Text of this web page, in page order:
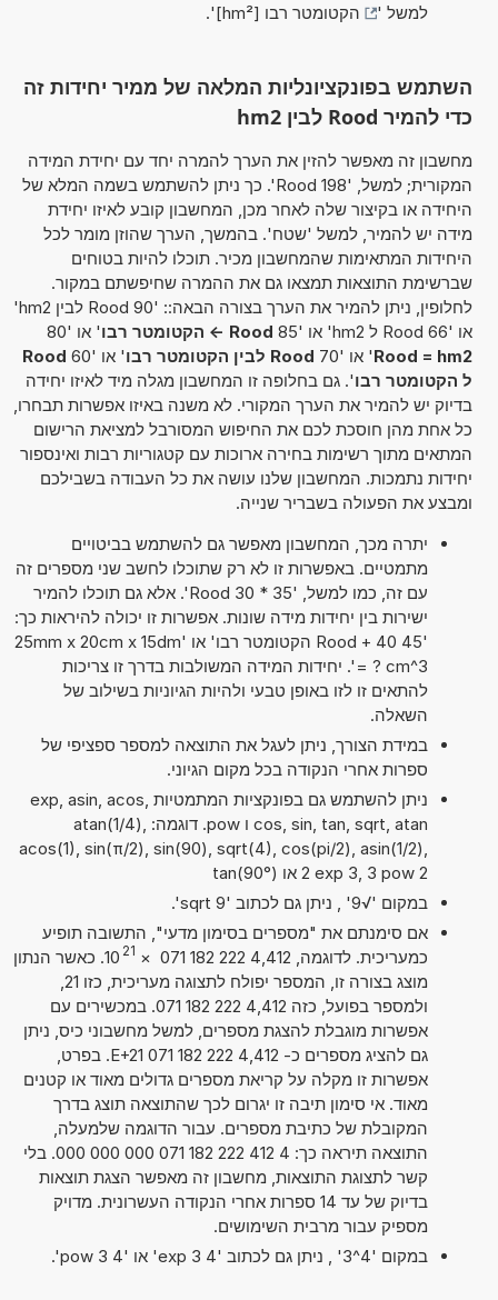
למשל '
הקטומטר ​רבו [hm²] '.
השתמש בפונקציונליות המלאה של ממיר יחידות זה
כדי להמיר Rood לבין hm2
מחשבון זה מאפשר להזין את הערך להמרה יחד עם יחידת המידה
המקורית; למשל, '198 Rood'. כך ניתן להשתמש בשמה המלא של
היחידה או בקיצור שלה לאחר מכן, המחשבון קובע לאיזו יחידת
מידה יש להמיר, למשל 'שטח'. בהמשך, הערך שהוזן מומר לכל
היחידות המתאימות שהמחשבון מכיר. תוכלו להיות בטוחים
שברשימת התוצאות תמצאו גם את ההמרה שחיפשתם במקור.
לחלופין, ניתן להמיר את הערך בצורה הבאה:: '90 Rood לבין hm2'
או '66 Rood ל hm2' או '85
Rood -> הקטומטר ​רבו
' או '80
Rood = hm2' או '70 Rood לבין הקטומטר ​רבו ' או '60
Rood
ל הקטומטר ​רבו'. גם בחלופה זו המחשבון מגלה מיד לאיזו יחידה
בדיוק יש להמיר את הערך המקורי. לא משנה באיזו אפשרות תבחרו,
כל אחת מהן חוסכת לכם את החיפוש המסורבל למציאת הרישום
המתאים מתוך רשימות בחירה ארוכות עם קטגוריות רבות ואינספור
יחידות נתמכות. המחשבון שלנו עושה את כל העבודה בשבילכם
ומבצע את הפעולה בשבריר שנייה.
יתרה מכך, המחשבון מאפשר גם להשתמש בביטויים
מתמטיים. באפשרות זו לא רק שתוכלו לחשב שני מספרים זה
עם זה, כמו למשל, '35 * 30 Rood'. אלא גם תוכלו להמיר
ישירות בין יחידות מידה שונות. אפשרות זו יכולה להיראות כך:
'45 Rood + 40 הקטומטר ​רבו' או '25mm x 20cm x 15dm
= ? cm^3'. יחידות המידה המשולבות בדרך זו צריכות
להתאים זו לזו באופן טבעי ולהיות הגיוניות בשילוב של
השאלה.
במידת הצורך, ניתן לעגל את התוצאה למספר ספציפי של
ספרות אחרי הנקודה בכל מקום הגיוני.
ניתן להשתמש גם בפונקציות המתמטיות exp, asin, acos,
cos, sin, tan, sqrt, atan ו pow. דוגמה: atan(1/4),
acos(1), sin(π/2), sin(90), sqrt(4), cos(pi/2), asin(1/2),
2 exp 3, 3 pow 2 או tan(90°)
במקום '√9' , ניתן גם לכתוב 'sqrt 9'.
אם סימנתם את "מספרים בסימון מדעי", התשובה תופיע
כמעריכית. לדוגמה, 4,412 222 182 071
×
10 21
. כאשר הנתון
ולמספר בפועל, כזה 4,412 222 182 071. במכשירים עם
אפשרות מוגבלת להצגת מספרים, למשל מחשבוני כיס, ניתן
גם להציג מספרים כ- 4,412 222 182 071 E+21. בפרט,
אפשרות זו מקלה על קריאת מספרים גדולים מאוד או קטנים
מאוד. אי סימון תיבה זו יגרום לכך שהתוצאה תוצג בדרך
המקובלת של כתיבת מספרים. עבור הדוגמה שלמעלה,
התוצאה תיראה כך: 4 412 222 182 071 000 000 000. בלי
קשר לתצוגת התוצאות, מחשבון זה מאפשר הצגת תוצאות
בדיוק של עד 14 ספרות אחרי הנקודה העשרונית. מדויק
מספיק עבור מרבית השימושים.
במקום '4^3' , ניתן גם לכתוב '4 exp 3' או '4 pow 3'.